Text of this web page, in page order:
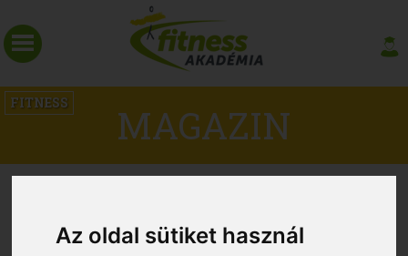
Az oldal sütiket használ
FITNESS MAGAZIN
ALATT?